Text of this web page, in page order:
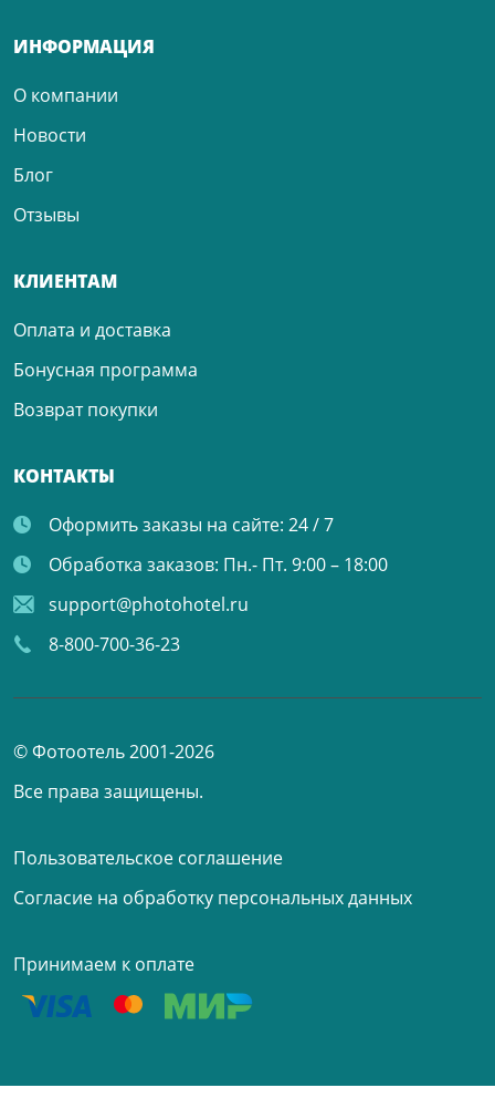
ИНФОРМАЦИЯ
О компании
Новости
Блог
Отзывы
КЛИЕНТАМ
Оплата и доставка
Бонусная программа
Возврат покупки
КОНТАКТЫ
Оформить заказы на сайте: 24 / 7
Обработка заказов: Пн.- Пт. 9:00 – 18:00
support@photohotel.ru
8-800-700-36-23
© Фотоотель 2001-2026
Все права защищены.
Пользовательское соглашение
Согласие на обработку персональных данных
Принимаем к оплате